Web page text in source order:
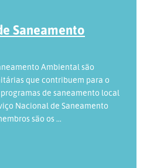
Saneamento
Ambiental são
que contribuem para o
de saneamento local
Nacional de Saneamento
são os ...